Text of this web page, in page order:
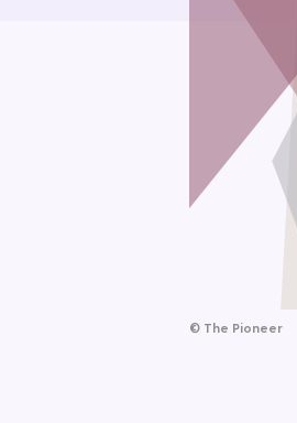
© The Pioneer